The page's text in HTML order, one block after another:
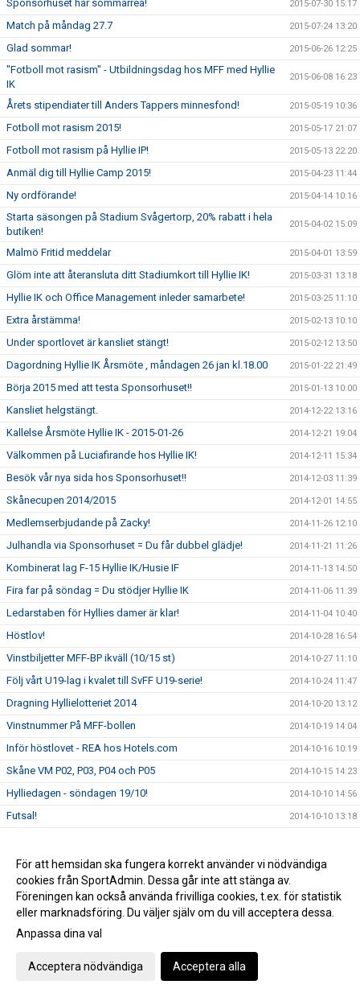
Sponsorhuset har sommarrea! 2015-07-30 15:17
Match på måndag 27.7 2015-07-24 13:20
Glad sommar! 2015-06-26 12:25
"Fotboll mot rasism" - Utbildningsdag hos MFF med Hyllie
IK
2015-06-08 16:23
Årets stipendiater till Anders Tappers minnesfond! 2015-05-19 10:36
Fotboll mot rasism 2015! 2015-05-17 21:07
Fotboll mot rasism på Hyllie IP! 2015-05-13 22:20
Anmäl dig till Hyllie Camp 2015! 2015-04-23 11:44
Ny ordförande! 2015-04-14 10:16
Starta säsongen på Stadium Svågertorp, 20% rabatt i hela
butiken!
2015-04-02 15:09
Malmö Fritid meddelar 2015-04-01 13:59
Glöm inte att återansluta ditt Stadiumkort till Hyllie IK! 2015-03-31 13:18
Hyllie IK och Office Management inleder samarbete! 2015-03-25 11:10
Extra årstämma! 2015-02-13 10:10
Under sportlovet är kansliet stängt! 2015-02-12 13:50
Dagordning Hyllie IK Årsmöte , måndagen 26 jan kl.18.00 2015-01-22 21:49
Börja 2015 med att testa Sponsorhuset!! 2015-01-13 10:00
Kansliet helgstängt. 2014-12-22 13:16
Kallelse Årsmöte Hyllie IK - 2015-01-26 2014-12-21 19:04
Välkommen på Luciafirande hos Hyllie IK! 2014-12-11 15:34
Besök vår nya sida hos Sponsorhuset!! 2014-12-03 11:39
Skånecupen 2014/2015 2014-12-01 14:55
Medlemserbjudande på Zacky! 2014-11-26 12:10
Julhandla via Sponsorhuset = Du får dubbel glädje! 2014-11-21 11:26
Kombinerat lag F-15 Hyllie IK/Husie IF 2014-11-13 14:50
Fira far på söndag = Du stödjer Hyllie IK 2014-11-06 11:39
Ledarstaben för Hyllies damer är klar! 2014-11-04 10:40
Höstlov! 2014-10-28 16:54
Vinstbiljetter MFF-BP ikväll (10/15 st) 2014-10-27 11:10
Följ vårt U19-lag i kvalet till SvFF U19-serie! 2014-10-24 11:47
Dragning Hyllielotteriet 2014 2014-10-20 13:12
Vinstnummer På MFF-bollen 2014-10-19 14:04
Inför höstlovet - REA hos Hotels.com 2014-10-16 10:19
Skåne VM P02, P03, P04 och P05 2014-10-15 14:23
Hylliedagen - söndagen 19/10! 2014-10-10 14:56
Futsal! 2014-10-10 13:18
Tränarutbildningar hösten 2014 2014-10-06 11:58
Erbjudande via Sponsorhuset! 2014-09-29 10:19
Hylliedagen 19:e oktober! 2014-09-23 20:25
Boka din flygresa via SAS - både du och Hyllie IK får
pengar!
Nu startar Hyllie Akademin!
För att hemsidan ska fungera korrekt använder vi nödvändiga
cookies från SportAdmin. Dessa går inte att stänga av.
Föreningen kan också använda frivilliga cookies, t.ex. för statistik
eller marknadsföring. Du väljer själv om du vill acceptera dessa.
Anpassa dina val
Acceptera nödvändiga Acceptera alla